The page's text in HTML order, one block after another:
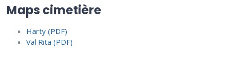
Maps cimetière
Harty (PDF)
Val Rita (PDF)